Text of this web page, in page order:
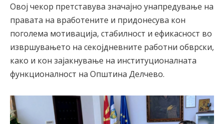
Овој чекор претставува значајно унапредување на
правата на вработените и придонесува кон
поголема мотивација, стабилност и ефикасност во
извршувањето на секојдневните работни обврски,
како и кон зајакнување на институционалната
функционалност на Општина Делчево.